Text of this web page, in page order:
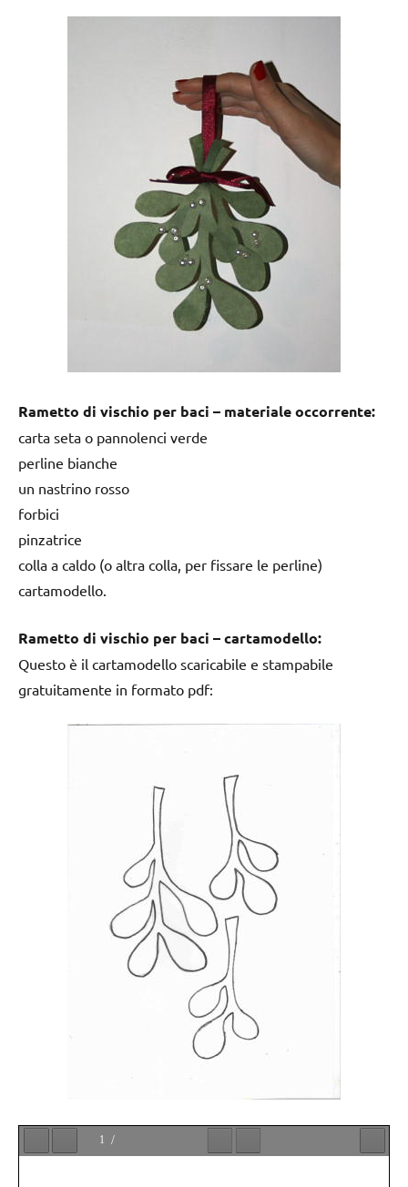
Rametto di vischio per baci – materiale occorrente:
carta seta o pannolenci verde
perline bianche
un nastrino rosso
forbici
pinzatrice
colla a caldo (o altra colla, per fissare le perline)
cartamodello.
Rametto di vischio per baci – cartamodello:
Questo è il cartamodello scaricabile e stampabile
gratuitamente in formato pdf: